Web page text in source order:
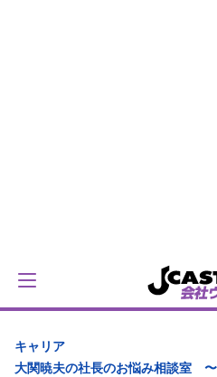
キャリア
大関暁夫の社長のお悩み相談室